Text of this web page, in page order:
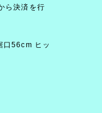
ら決済を行
56cm ヒッ